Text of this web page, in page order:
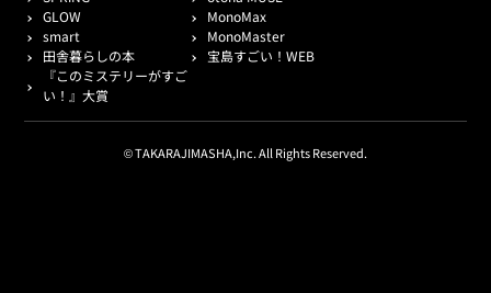
GLOW
MonoMax
smart
MonoMaster
田舎暮らしの本
宝島すごい！WEB
『このミステリーがすご
い！』大賞
© TAKARAJIMASHA,Inc. All Rights Reserved.